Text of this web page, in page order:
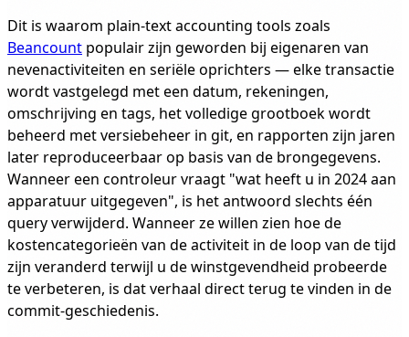
Dit is waarom plain-text accounting tools zoals
Beancount populair zijn geworden bij eigenaren van
nevenactiviteiten en seriële oprichters — elke transactie
wordt vastgelegd met een datum, rekeningen,
omschrijving en tags, het volledige grootboek wordt
beheerd met versiebeheer in git, en rapporten zijn jaren
later reproduceerbaar op basis van de brongegevens.
Wanneer een controleur vraagt "wat heeft u in 2024 aan
apparatuur uitgegeven", is het antwoord slechts één
query verwijderd. Wanneer ze willen zien hoe de
kostencategorieën van de activiteit in de loop van de tijd
zijn veranderd terwijl u de winstgevendheid probeerde
te verbeteren, is dat verhaal direct terug te vinden in de
commit-geschiedenis.